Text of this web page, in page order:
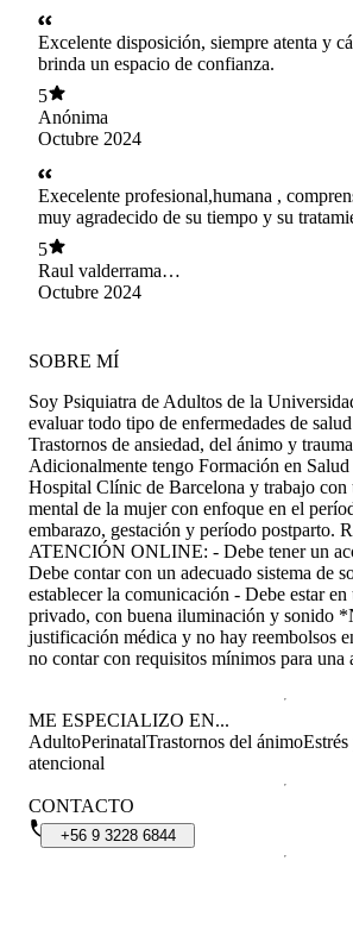
Excelente disposición, siempre atenta y
brinda un espacio de confianza.
5
Anónima
Octubre 2024
Execelente profesional,humana ,
muy agradecido de su tiempo y su
mil porciento recomendable,
5
Raul valderrama
mosquera
Octubre 2024
SOBRE MÍ
Soy Psiquiatra de Adultos de la
evaluar todo tipo de enfermedades de
Trastornos de ansiedad, del ánimo y
Adicionalmente tengo Formación en
Hospital Clínic de Barcelona y trabajo con
mental de la mujer con enfoque en el
embarazo, gestación y período postparto.
ATENCIÓN ONLINE: - Debe tener un
Debe contar con un adecuado sistema de
establecer la comunicación - Debe estar
privado, con buena iluminación y sonido
justificación médica y no hay reembolsos
no contar con requisitos mínimos para una
ME ESPECIALIZO EN...
AdultoPerinatalTrastornos del ánimo
atencional
CONTACTO
+56 9 3228 6844